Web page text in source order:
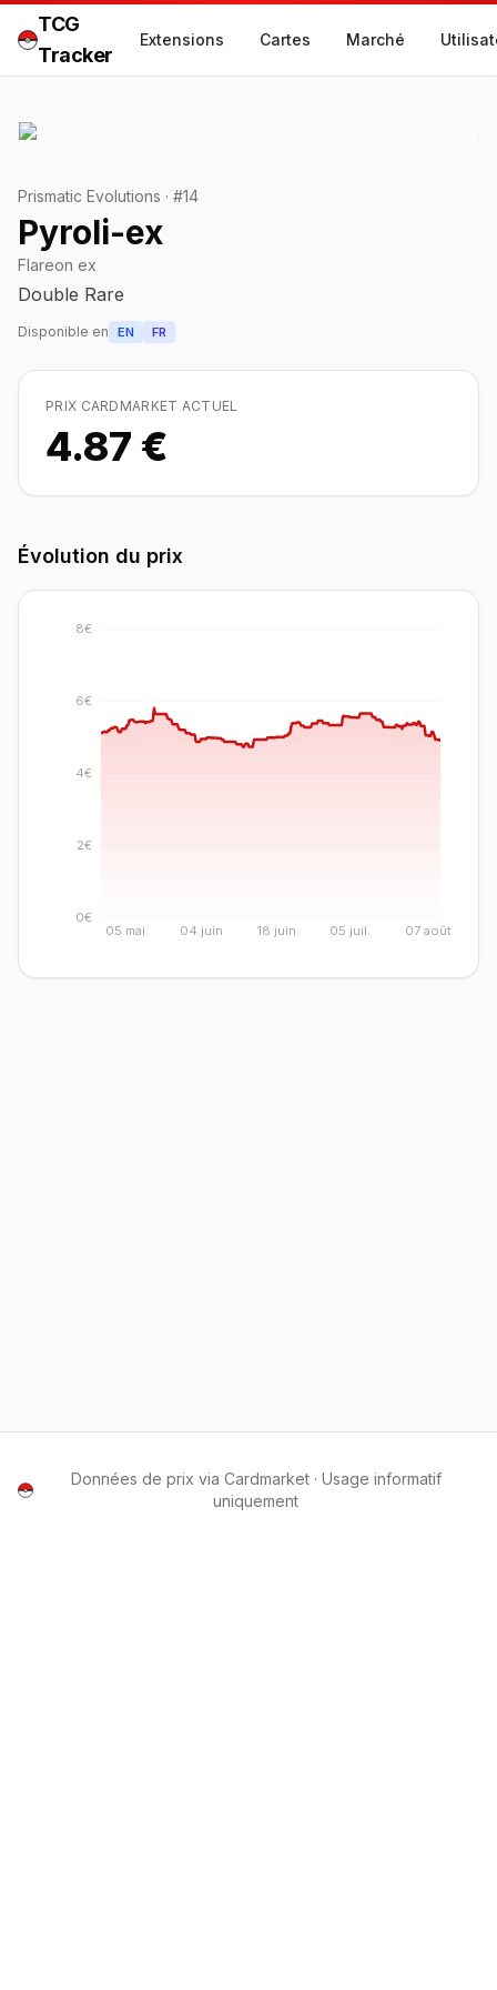
TCG
Tracker
Extensions Cartes Marché
Prismatic Evolutions · #14
Pyroli-ex
Flareon ex
Double Rare
Disponible en EN FR
PRIX CARDMARKET ACTUEL
4.87 €
Évolution du prix
05 mai 04 juin 18 juin 05 juil. 07 août
0€
2€
4€
6€
8€
Données de prix via Cardmarket · Usage informatif
uniquement